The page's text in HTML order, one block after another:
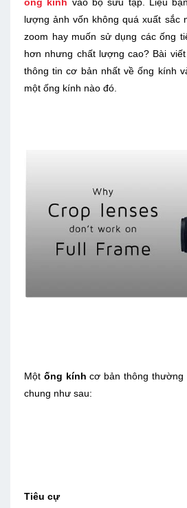
lượng ảnh vốn không quá xuất sắc
zoom hay muốn sử dụng các ống
hơn nhưng chất lượng cao? Bài
thông tin cơ bản nhất về ống kính
một ống kính nào đó.
Một ống kính cơ bản thông thường
chung như sau:
Tiêu cự